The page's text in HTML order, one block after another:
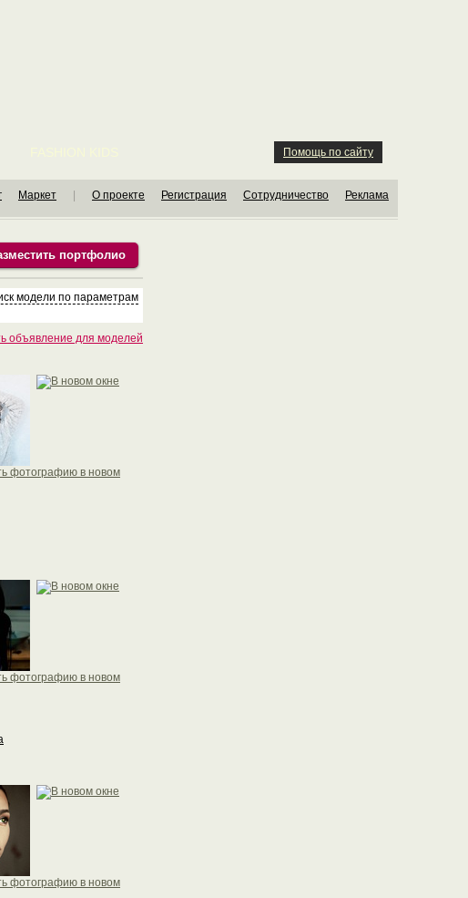
Помощь по сайту
Маркет О проекте Регистрация Сотрудничество Реклама
портфолио
модели по параметрам
объявление для моделей